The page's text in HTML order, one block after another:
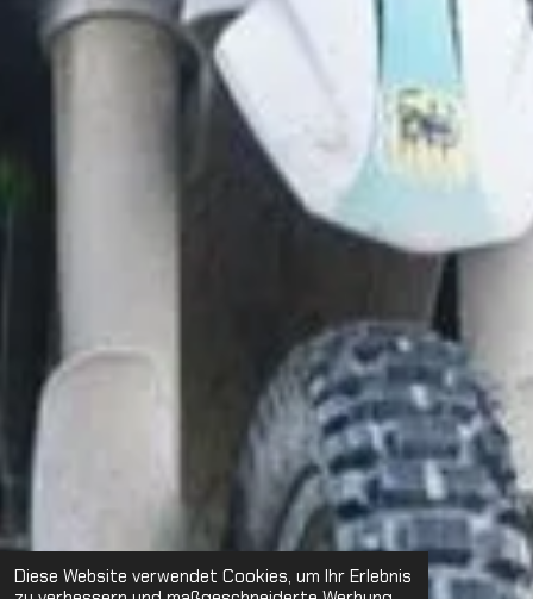
Diese Website verwendet Cookies, um Ihr Erlebnis